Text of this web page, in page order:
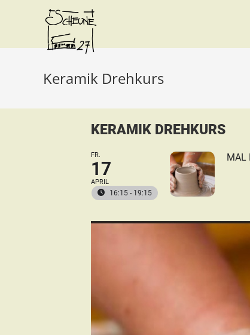
Keramik Drehkurs
KERAMIK DREHKURS
FR.
17
APRIL
16:15 - 19:15
MAL